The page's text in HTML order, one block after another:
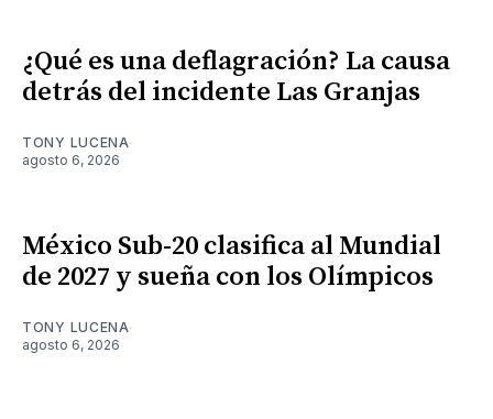
¿Qué es una deflagración? La causa
detrás del incidente Las Granjas
TONY LUCENA
agosto 6, 2026
México Sub-20 clasifica al Mundial
de 2027 y sueña con los Olímpicos
TONY LUCENA
agosto 6, 2026